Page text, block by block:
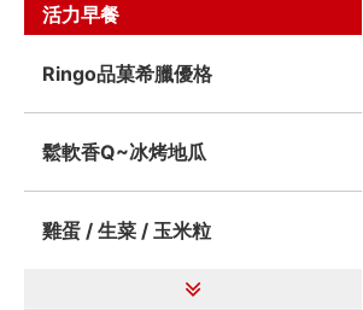
活力早餐
Ringo品菓希臘優格
鬆軟香Q~冰烤地瓜
雞蛋 / 生菜 / 玉米粒